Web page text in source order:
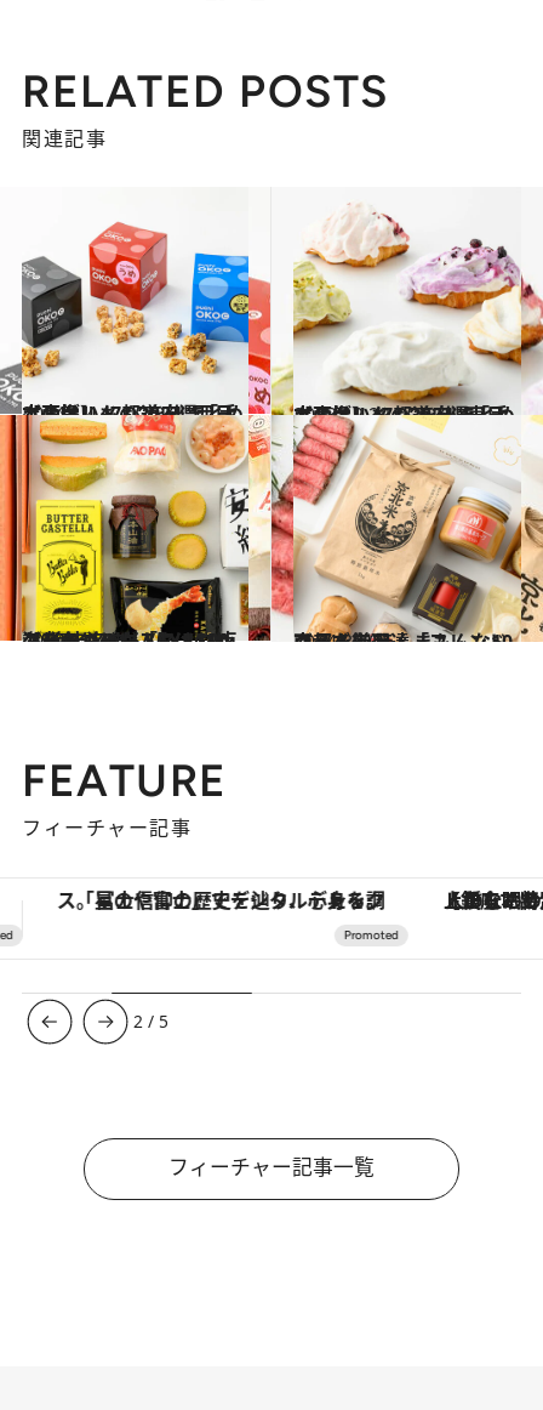
RELATED POSTS
関連記事
2024.1.4
【画像】47都道府県「手土産グルメ」2024 “西日本の旨いもの”を総まとめ
グルメ 2023.12.22
【画像】47都道府県「手土産グルメ」2024 “東日本の旨いもの”を総まとめ
グルメ
2024.4.27
ケーキやバウムもメロンフレーバーに「EXPASA海老名」のおススメ10点【“海老名まん”にはぷりぷりのエビが！】
グルメ 2024.3.10
京都人御用達「フレンドフーズ」 ほんまもんな10商品を厳選
グルメ
FEATURE
フィーチャー記事
【銀座で出合う最旬美容】美髪ケアや上質な眠り…セルフケアのアップデートから、特別な名入れギフトまで。大人のための「ReFa GINZA」クルーズ 【夏限定ディナーコース】旬を
3 / 5
フィーチャー記事一覧